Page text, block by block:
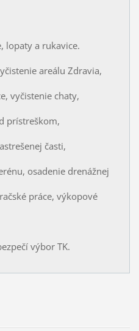
lopaty a rukavice.
areálu Zdravia,
vyčistenie chaty,
prístreškom,
časti,
osadenie drenážnej
práce, výkopové
výbor TK.